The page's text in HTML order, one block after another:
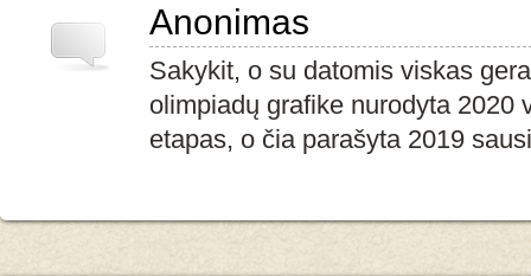
Anonimas
Sakykit, o su datomis viskas
olimpiadų grafike nurodyta 2020
etapas, o čia parašyta 2019